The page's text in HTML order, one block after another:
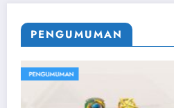
PENGUMUMAN